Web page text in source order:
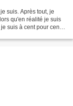
suis. Après tout, je
qu'en réalité je suis
suis à cent pour cent